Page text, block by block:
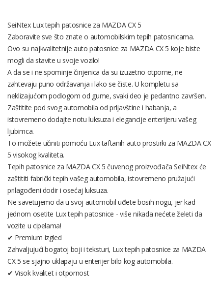
SeiNtex Lux tepih patosnice za MAZDA CX 5
Zaboravite sve što znate o automobilskim tepih patosnicama.
Ovo su najkvalitetnije auto patosnice za MAZDA CX 5 koje biste
mogli da stavite u svoje vozilo!
A da se i ne spominje činjenica da su izuzetno otporne, ne
zahtevaju puno održavanja i lako se čiste. U kompletu sa
neklizajućom podlogom od gume, svaki deo je pedantno završen.
Zaštitite pod svog automobila od prljavštine i habanja, a
istovremeno dodajte notu luksuza i elegancije enterijeru vašeg
ljubimca.
To možete učiniti pomoću Lux taftanih auto prostirki za MAZDA CX
5 visokog kvaliteta.
Tepih patosnice za MAZDA CX 5 čuvenog proizvođača SeiNtex će
zaštititi fabrički tepih vašeg automobila, istovremeno pružajući
prilagođeni dodir i osećaj luksuza.
Ne savetujemo da u svoj automobil uđete bosih nogu, jer kad
jednom osetite Lux tepih patosnice - više nikada nećete želeti da
vozite u cipelama!
✔ Premium izgled
Zahvaljujući bogatoj boji i teksturi, Lux tepih patosnice za MAZDA
CX 5 se sjajno uklapaju u enterijer bilo kog automobila.
✔ Visok kvalitet i otpornost